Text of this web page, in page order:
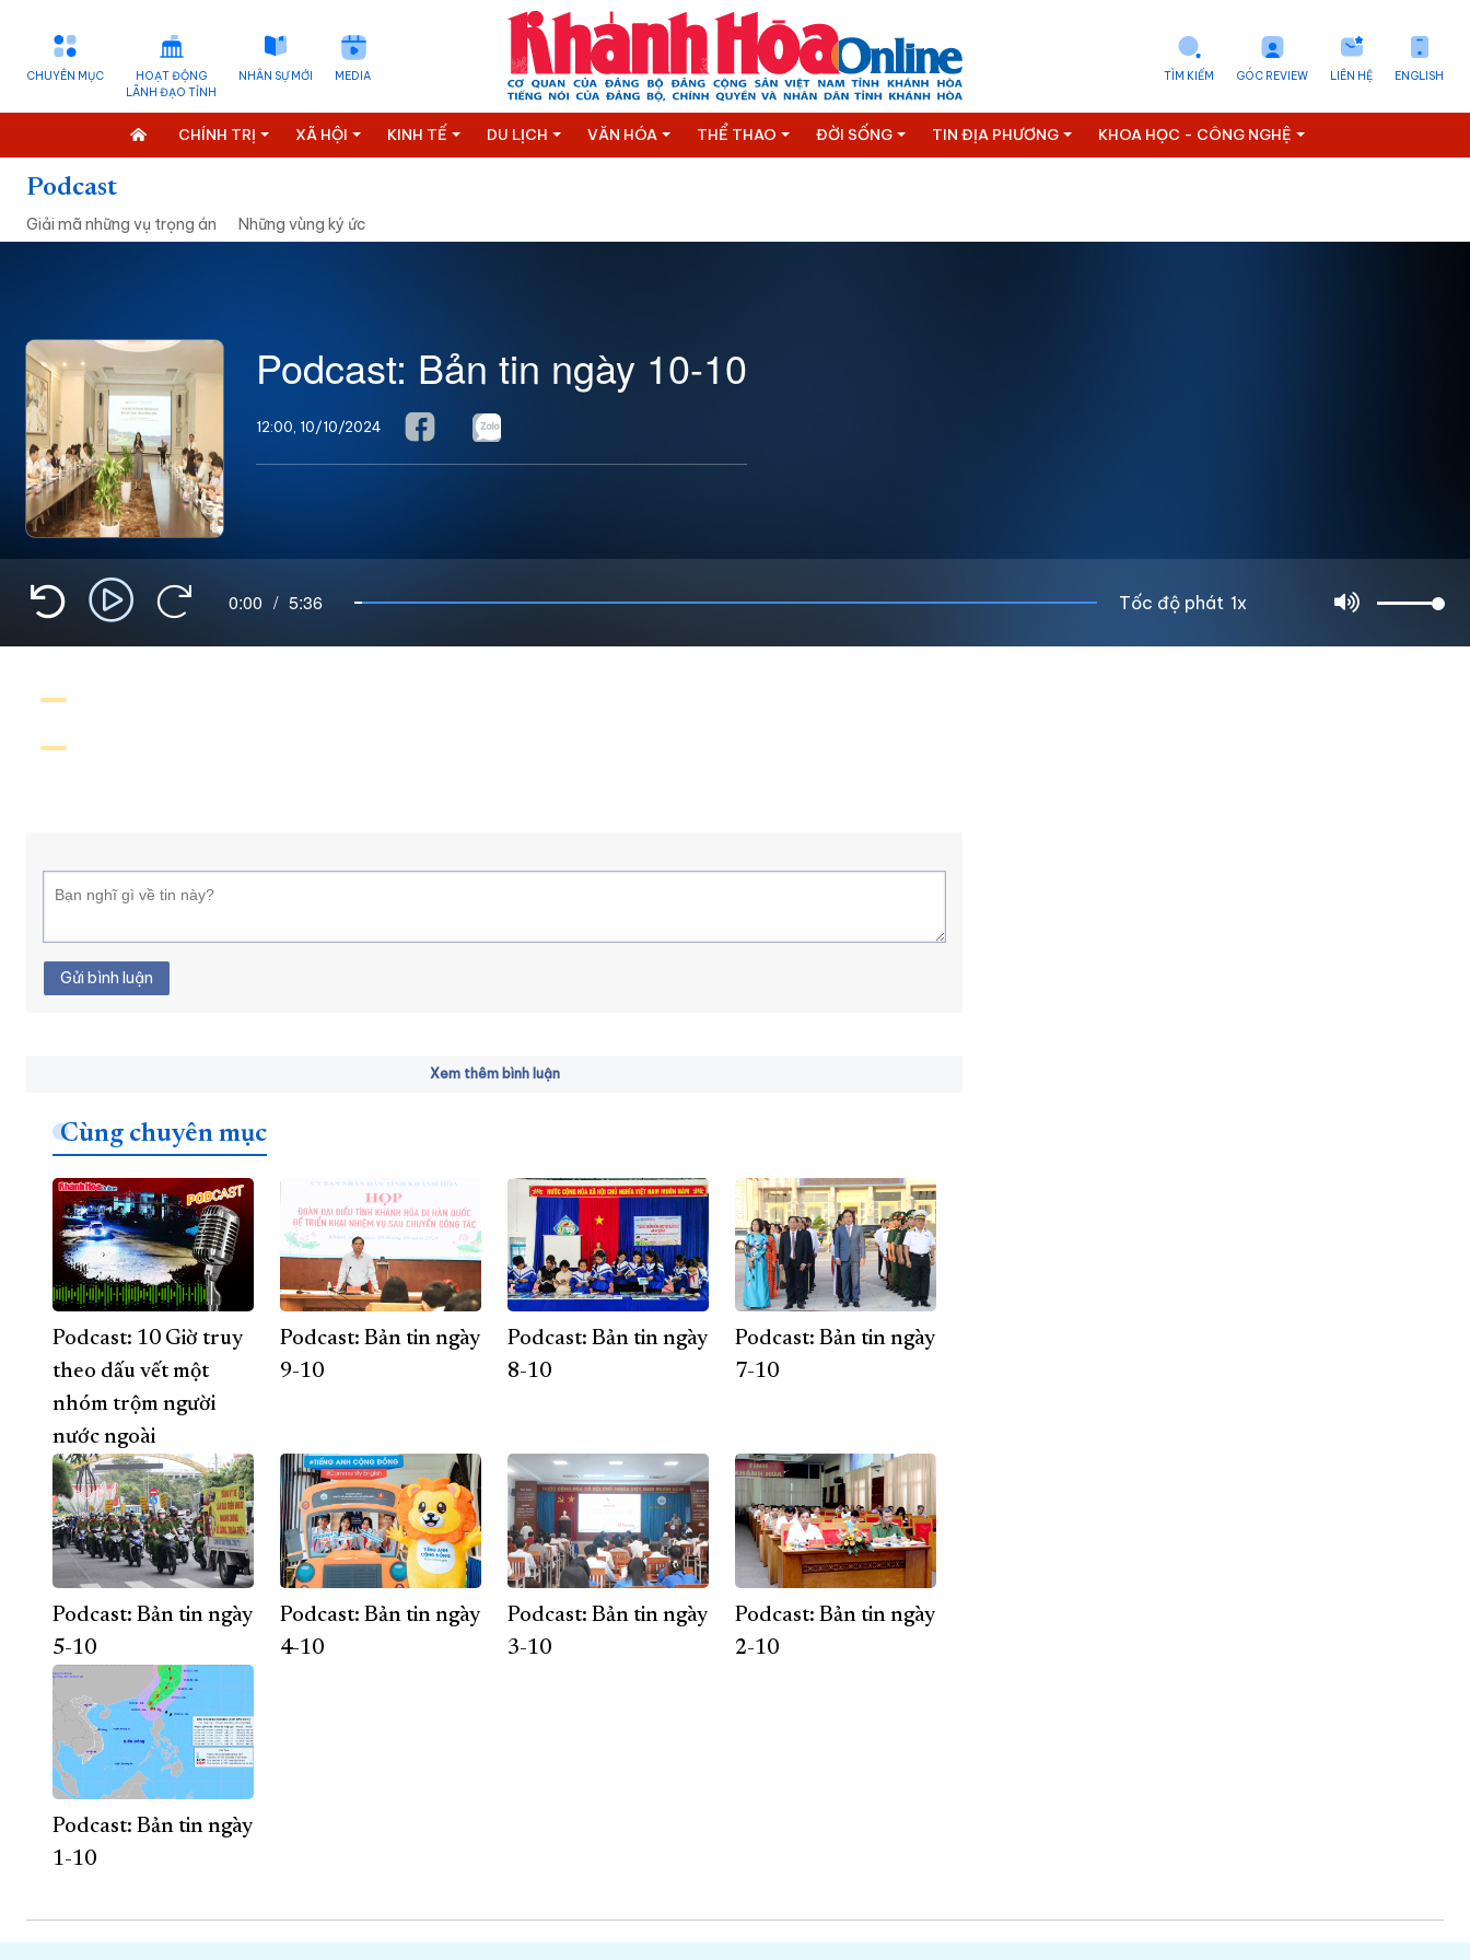
CHUYÊN MỤC
HOẠT ĐỘNG
LÃNH ĐẠO TỈNH
NHÂN SỰ MỚI MEDIA ENGLISH
LIÊN HỆ
GÓC REVIEW
TÌM KIẾM
CHÍNH TRỊ XÃ HỘI KINH TẾ DU LỊCH VĂN HÓA THỂ THAO ĐỜI SỐNG TIN ĐỊA PHƯƠNG KHOA HỌC - CÔNG NGHỆ
Podcast
Giải mã những vụ trọng án Những vùng ký ức
Podcast: Bản tin ngày 10-10
12:00, 10/10/2024
0:00 / 5:36 Tốc độ phát 1x
Gửi bình luận
Xem thêm bình luận
Cùng chuyên mục
Podcast: 10 Giờ truy
theo dấu vết một
nhóm trộm người
nước ngoài
Podcast: Bản tin ngày
9-10
Podcast: Bản tin ngày
8-10
Podcast: Bản tin ngày
7-10
Podcast: Bản tin ngày
5-10
Podcast: Bản tin ngày
4-10
Podcast: Bản tin ngày
3-10
Podcast: Bản tin ngày
2-10
Podcast: Bản tin ngày
1-10